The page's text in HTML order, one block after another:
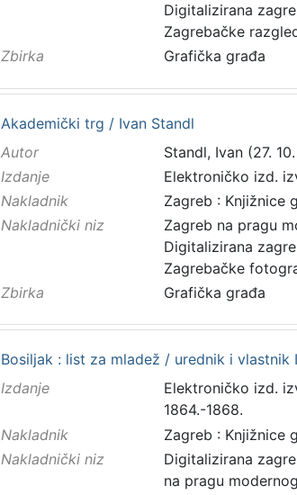
Digitalizirana
Zagrebačke
Zbirka
Grafička građa
Akademički trg / Ivan Standl
Autor
Standl, Ivan (27.
Izdanje
Elektroničko izd.
Nakladnik
Zagreb : Knjižnice
Nakladnički niz
Zagreb na pragu
Digitalizirana
Zagrebačke
Zbirka
Grafička građa
Bosiljak : list za mladež / urednik i vlastnik
Izdanje
Elektroničko izd.
1864.-1868.
Nakladnik
Zagreb : Knjižnice
Nakladnički niz
Digitalizirana
na pragu